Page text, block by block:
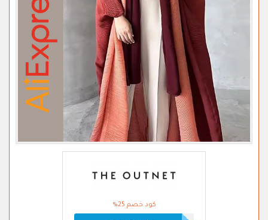
كود خصم 25%